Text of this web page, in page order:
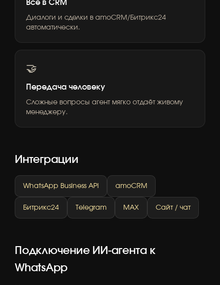
Всё в CRM
Диалоги и сделки в amoCRM/Битрикс24
автоматически.
🤝
Передача человеку
Сложные вопросы агент мягко отдаёт живому
менеджеру.
Интеграции
WhatsApp Business API amoCRM
Битрикс24 Telegram MAX Сайт / чат
Подключение ИИ-агента к
WhatsApp